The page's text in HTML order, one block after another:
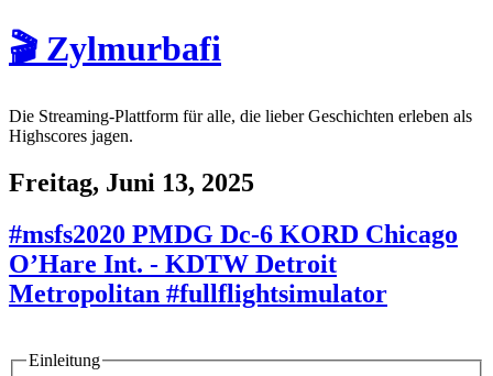
🎬 Zylmurbafi
Die Streaming-Plattform für alle, die lieber Geschichten erleben als
Highscores jagen.
Freitag, Juni 13, 2025
#msfs2020 PMDG Dc-6 KORD Chicago
O’Hare Int. - KDTW Detroit
Metropolitan #fullflightsimulator
Einleitung